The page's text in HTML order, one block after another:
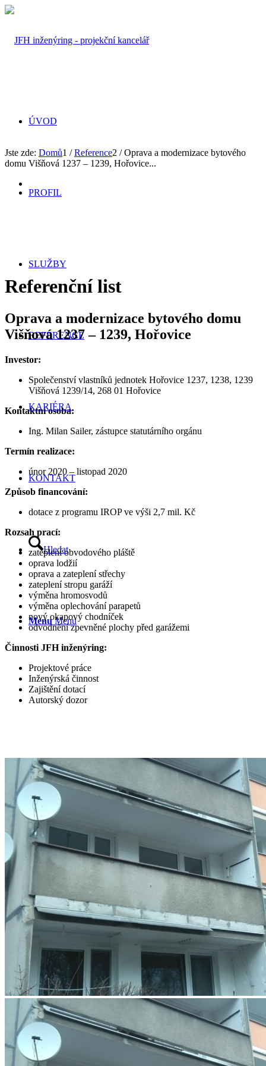
ÚVOD
PROFIL
SLUŽBY
REFERENCE
KARIÉRA
KONTAKT
Hledat
Menu Menu
Jste zde: Domů1 / Reference2 / Oprava a modernizace bytového
domu Višňová 1237 – 1239, Hořovice...
Referenční list
Oprava a modernizace bytového domu
Višňová 1237 – 1239, Hořovice
Investor:
Společenství vlastníků jednotek Hořovice 1237, 1238, 1239
Višňová 1239/14, 268 01 Hořovice
Kontaktní osoba:
Ing. Milan Sailer, zástupce statutárního orgánu
Termín realizace:
únor 2020 – listopad 2020
Způsob financování:
dotace z programu IROP ve výši 2,7 mil. Kč
Rozsah prací:
zateplení obvodového pláště
oprava lodžií
oprava a zateplení střechy
zateplení stropu garáží
výměna hromosvodů
výměna oplechování parapetů
nový okapový chodníček
odvodnění zpevněné plochy před garážemi
Činnosti JFH inženýring:
Projektové práce
Inženýrská činnost
Zajištění dotací
Autorský dozor